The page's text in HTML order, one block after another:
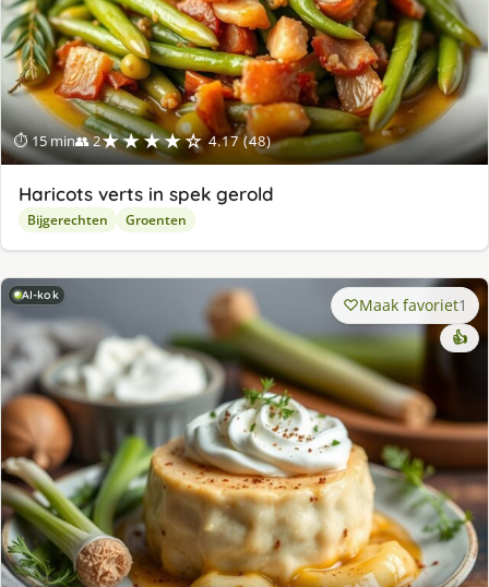
⏱ 15 min👥 2★★★★☆ 4.17 (48)
Haricots verts in spek gerold
Bijgerechten Groenten
AI-kok Maak favoriet1
👍